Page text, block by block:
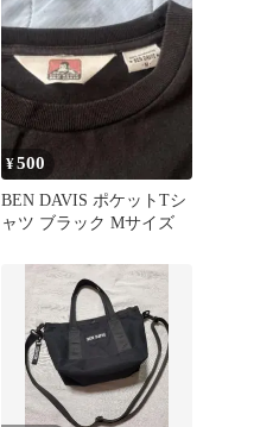
¥500
BEN DAVIS ポケットTシ
ャツ ブラック Mサイズ